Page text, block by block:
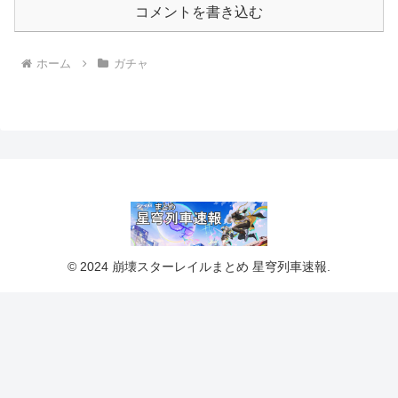
コメントを書き込む
ホーム ガチャ
© 2024 崩壊スターレイルまとめ 星穹列車速報.